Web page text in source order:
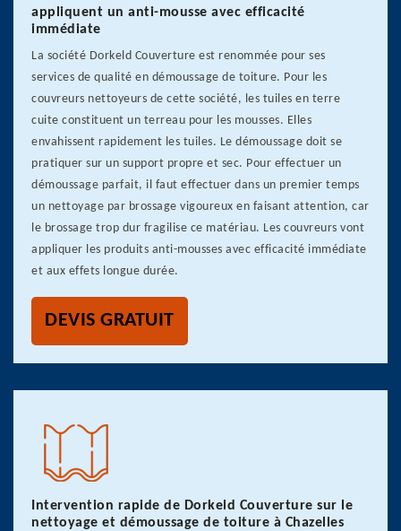
appliquent un anti-mousse avec efficacité
immédiate
La société Dorkeld Couverture est renommée pour ses
services de qualité en démoussage de toiture. Pour les
couvreurs nettoyeurs de cette société, les tuiles en terre
cuite constituent un terreau pour les mousses. Elles
envahissent rapidement les tuiles. Le démoussage doit se
pratiquer sur un support propre et sec. Pour effectuer un
démoussage parfait, il faut effectuer dans un premier temps
un nettoyage par brossage vigoureux en faisant attention, car
le brossage trop dur fragilise ce matériau. Les couvreurs vont
appliquer les produits anti-mousses avec efficacité immédiate
et aux effets longue durée.
DEVIS GRATUIT
Intervention rapide de Dorkeld Couverture sur le
nettoyage et démoussage de toiture à Chazelles